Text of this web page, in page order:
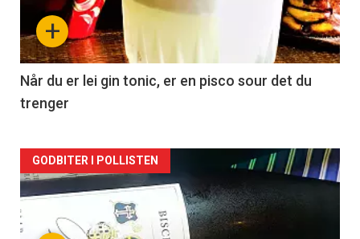
nå
-
2
+
Når du er lei gin tonic, er en pisco sour det du
trenger
Forsiden
akkurat
nå
GODBITER I POLLISTEN